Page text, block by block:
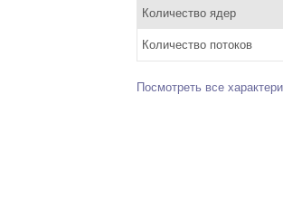
Количество ядер
Количество потоков
Посмотреть все